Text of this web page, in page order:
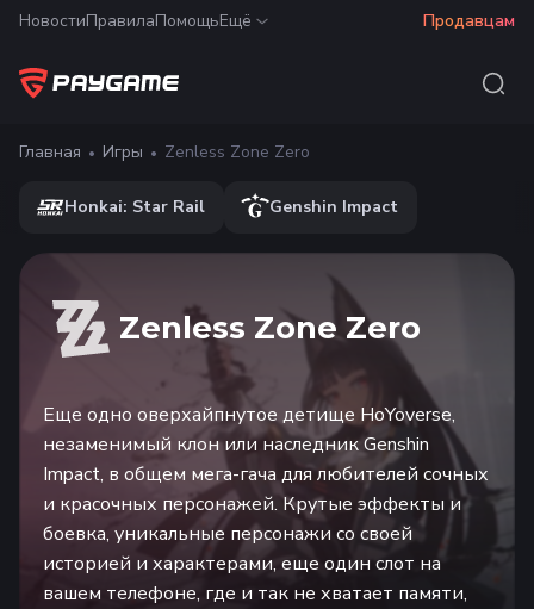
НовостиПравилаПомощьЕщё Продавцам
Главная Игры Zenless Zone Zero
Honkai: Star Rail Genshin Impact
Zenless Zone Zero
Еще одно оверхайпнутое детище HoYoverse,
незаменимый клон или наследник Genshin
Impact, в общем мега-гача для любителей сочных
и красочных персонажей. Крутые эффекты и
боевка, уникальные персонажи со своей
историей и характерами, еще один слот на
вашем телефоне, где и так не хватает памяти,